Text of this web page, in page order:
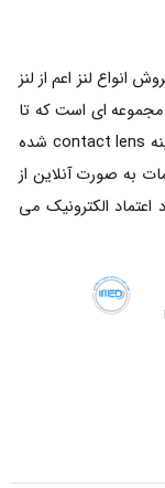
را در زمینه فروش انواع لنز اعم از لنز
ای است که تا
کنون موفق به دریافت مجوز رسمی فروش در زمینه contact lens شده
خدمات به صورت آنلاین از
الکترونیک می